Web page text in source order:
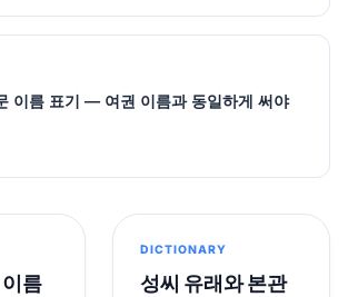
이름 표기 — 여권 이름과 동일하게 써야
름
DICTIONARY
성씨 유래와 본관